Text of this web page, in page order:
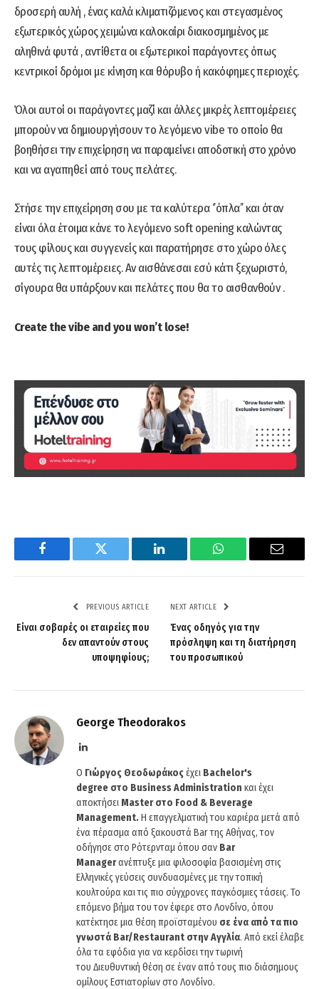
δροσερή αυλή , ένας καλά κλιματιζόμενος και στεγασμένος
εξωτερικός χώρος χειμώνα καλοκαίρι διακοσμημένος με
αληθινά φυτά , αντίθετα οι εξωτερικοί παράγοντες όπως
κεντρικοί δρόμοι με κίνηση και θόρυβο ή κακόφημες περιοχές.
Όλοι αυτοί οι παράγοντες μαζί και άλλες μικρές λεπτομέρειες
μπορούν να δημιουργήσουν το λεγόμενο vibe το οποίο θα
βοηθήσει την επιχείρηση να παραμείνει αποδοτική στο χρόνο
και να αγαπηθεί από τους πελάτες.
Στήσε την επιχείρηση σου με τα καλύτερα ‘’όπλα’’ και όταν
είναι όλα έτοιμα κάνε το λεγόμενο soft opening καλώντας
τους φίλους και συγγενείς και παρατήρησε στο χώρο όλες
αυτές τις λεπτομέρειες. Αν αισθάνεσαι εσύ κάτι ξεχωριστό,
σίγουρα θα υπάρξουν και πελάτες που θα το αισθανθούν .
Create the vibe and you won’t lose!
Facebook Twitter LinkedIn WhatsApp Email
PREVIOUS ARTICLE
Είναι σοβαρές οι εταιρείες που
δεν απαντούν στους
υποψηφίους;
NEXT ARTICLE
Ένας οδηγός για την
πρόσληψη και τη διατήρηση
του προσωπικού
George Theodorakos
LinkedIn
O Γιώργος Θεοδωράκοςέχει Bachelor's
degree στο Business Administration και έχει
αποκτήσει Master στο Food & Beverage
Management.Η επαγγελματική του καριέρα μετά από
ένα πέρασμα από ξακουστά Bar της Αθήνας, τον
οδήγησε στο Ρότερνταμ όπου σαν Bar
Managerανέπτυξε μια φιλοσοφία βασισμένη στις
Ελληνικές γεύσεις συνδυασμένες με την τοπική
κουλτούρα και τις πιο σύγχρονες παγκόσμιες τάσεις. Το
επόμενο βήμα του τον έφερε στο Λονδίνο, όπου
κατέκτησε μια θέση προϊσταμένου σε ένα από τα πιο
γνωστά Bar/Restaurant στην Αγγλία. Από εκεί έλαβε
όλα τα εφόδια για να κερδίσει την τωρινή
του Διευθυντική θέση σε έναν από τους πιο διάσημους
ομίλους Εστιατορίων στο Λονδίνο.